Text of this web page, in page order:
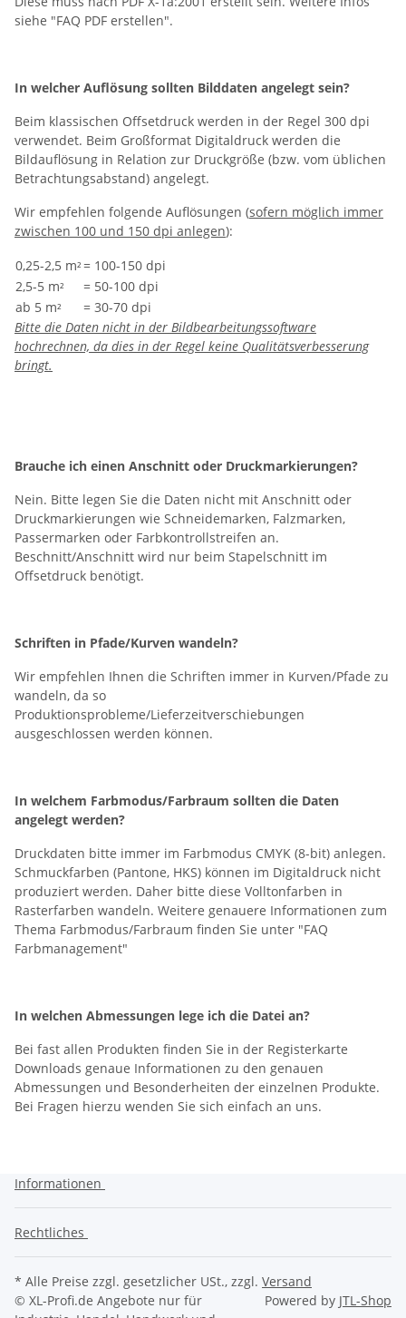
siehe "FAQ PDF erstellen".
In welcher Auflösung sollten Bilddaten angelegt sein?
Beim klassischen Offsetdruck werden in der Regel 300 dpi
verwendet. Beim Großformat Digitaldruck werden die
Bildauflösung in Relation zur Druckgröße (bzw. vom üblichen
Betrachtungsabstand) angelegt.
Wir empfehlen folgende Auflösungen (sofern möglich immer
zwischen 100 und 150 dpi anlegen):
0,25-2,5 m²= 100-150 dpi
2,5-5 m²
= 50-100 dpi
ab 5 m²
= 30-70 dpi
Bitte die Daten nicht in der Bildbearbeitungssoftware
hochrechnen, da dies in der Regel keine Qualitätsverbesserung
bringt.
Brauche ich einen Anschnitt oder Druckmarkierungen?
Nein. Bitte legen Sie die Daten nicht mit Anschnitt oder
Druckmarkierungen wie Schneidemarken, Falzmarken,
Passermarken oder Farbkontrollstreifen an.
Beschnitt/Anschnitt wird nur beim Stapelschnitt im
Offsetdruck benötigt.
Schriften in Pfade/Kurven wandeln?
Wir empfehlen Ihnen die Schriften immer in Kurven/Pfade zu
wandeln, da so
Produktionsprobleme/Lieferzeitverschiebungen
ausgeschlossen werden können.
In welchem Farbmodus/Farbraum sollten die Daten
angelegt werden?
Druckdaten bitte immer im Farbmodus CMYK (8-bit) anlegen.
Schmuckfarben (Pantone, HKS) können im Digitaldruck nicht
produziert werden. Daher bitte diese Volltonfarben in
Rasterfarben wandeln. Weitere genauere Informationen zum
Thema Farbmodus/Farbraum finden Sie unter "FAQ
Farbmanagement"
In welchen Abmessungen lege ich die Datei an?
Bei fast allen Produkten finden Sie in der Registerkarte
Downloads genaue Informationen zu den genauen
Abmessungen und Besonderheiten der einzelnen Produkte.
Bei Fragen hierzu wenden Sie sich einfach an uns.
Informationen
Rechtliches
* Alle Preise zzgl. gesetzlicher USt., zzgl. Versand
© XL-Profi.de Angebote nur für
Powered by JTL-Shop